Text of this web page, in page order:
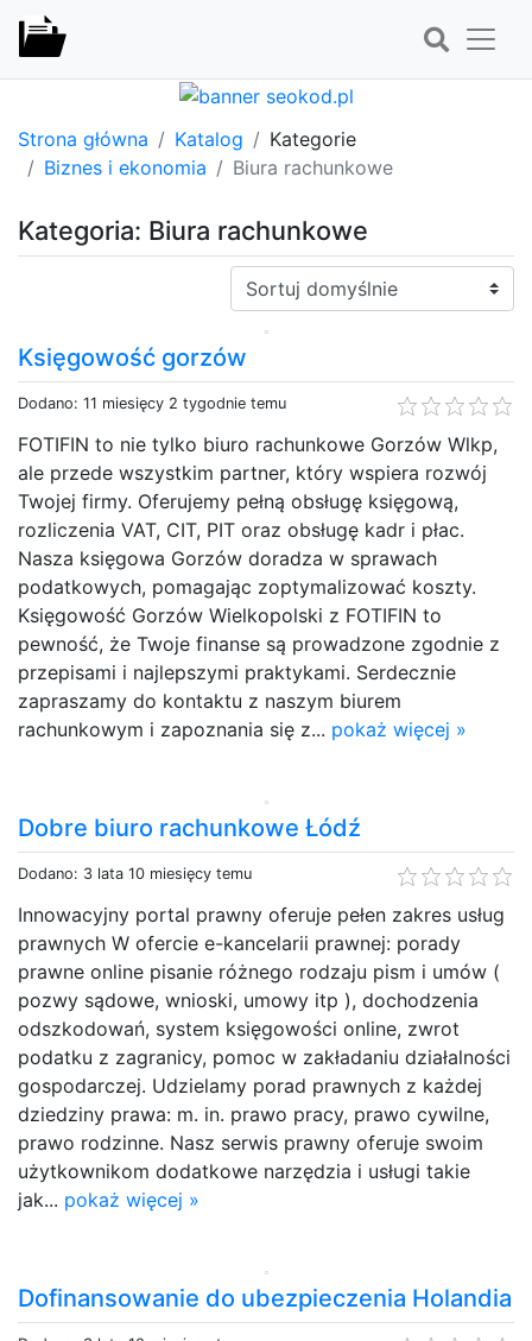
Strona główna Katalog
Kategorie
Biznes i ekonomia
Biura rachunkowe
Kategoria: Biura rachunkowe
Sortuj:
Księgowość gorzów
Dodano: 11 miesięcy 2 tygodnie temu
FOTIFIN to nie tylko biuro rachunkowe Gorzów Wlkp,
ale przede wszystkim partner, który wspiera rozwój
Twojej firmy. Oferujemy pełną obsługę księgową,
rozliczenia VAT, CIT, PIT oraz obsługę kadr i płac.
Nasza księgowa Gorzów doradza w sprawach
podatkowych, pomagając zoptymalizować koszty.
Księgowość Gorzów Wielkopolski z FOTIFIN to
pewność, że Twoje finanse są prowadzone zgodnie z
przepisami i najlepszymi praktykami. Serdecznie
zapraszamy do kontaktu z naszym biurem
rachunkowym i zapoznania się z... pokaż więcej »
Dobre biuro rachunkowe Łódź
Dodano: 3 lata 10 miesięcy temu
Innowacyjny portal prawny oferuje pełen zakres usług
prawnych W ofercie e-kancelarii prawnej: porady
prawne online pisanie różnego rodzaju pism i umów (
pozwy sądowe, wnioski, umowy itp ), dochodzenia
odszkodowań, system księgowości online, zwrot
podatku z zagranicy, pomoc w zakładaniu działalności
gospodarczej. Udzielamy porad prawnych z każdej
dziedziny prawa: m. in. prawo pracy, prawo cywilne,
prawo rodzinne. Nasz serwis prawny oferuje swoim
użytkownikom dodatkowe narzędzia i usługi takie
jak... pokaż więcej »
Dofinansowanie do ubezpieczenia Holandia